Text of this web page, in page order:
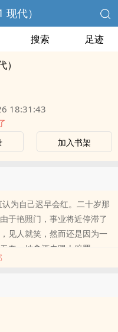
代）
搜索 足迹
18:31:43
加入书架
为自己迟早会红。二十岁那
于艳照门，事业将近停滞了
见人就笑，然而还是因为一
奈，她拿酒去跟人赔罪。一
边躺着一个陌生男的。到底
那男人却嚣张的离谱：“我
，起码身体很诚实，要不和
跋扈的霸总狗血，超级无敌